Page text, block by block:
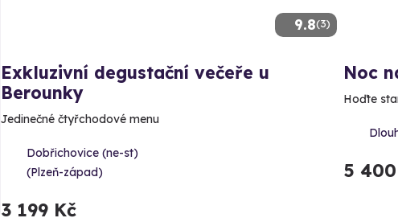
9.8(3)
Exkluzivní degustační večeře u
Berounky
Jedinečné čtyřchodové menu
Dobřichovice (ne-st)
(Plzeň-západ)
3 199 Kč
Noc
Hoďte
5